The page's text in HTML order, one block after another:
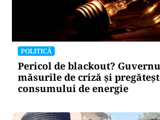
POLITICĂ
Pericol de blackout?
măsurile de criză și
consumului de energie